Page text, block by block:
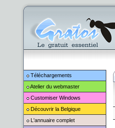
Téléchargements
Atelier du webmaster
Customiser Windows
Découvrir la Belgique
L'annuaire complet